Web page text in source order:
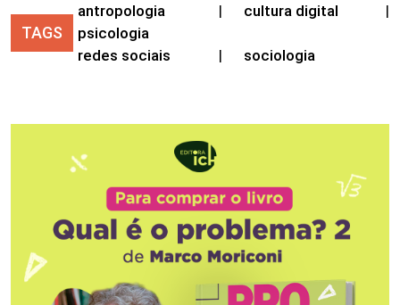
TAGS
antropologia | cultura digital
|
psicologia
redes sociais
| sociologia